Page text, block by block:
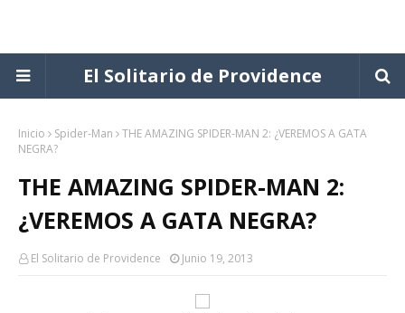
El Solitario de Providence
Inicio Spider-Man
THE AMAZING SPIDER-MAN 2: ¿VEREMOS A GATA
NEGRA?
THE AMAZING SPIDER-MAN 2:
¿VEREMOS A GATA NEGRA?
El Solitario de Providence Junio 19, 2013